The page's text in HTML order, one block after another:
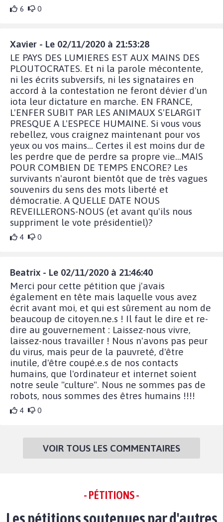
6 0
Xavier - Le 02/11/2020 à 21:53:28
LE PAYS DES LUMIERES EST AUX MAINS DES
PLOUTOCRATES. Et ni la parole mécontente,
ni les écrits subversifs, ni les signataires en
accord à la contestation ne feront dévier d'un
iota leur dictature en marche. EN FRANCE,
L'ENFER SUBIT PAR LES ANIMAUX S'ELARGIT
PRESQUE A L'ESPECE HUMAINE. Si vous vous
rebellez, vous craignez maintenant pour vos
yeux ou vos mains... Certes il est moins dur de
les perdre que de perdre sa propre vie...MAIS
POUR COMBIEN DE TEMPS ENCORE? Les
survivants n'auront bientôt que de très vagues
souvenirs du sens des mots liberté et
démocratie. A QUELLE DATE NOUS
REVEILLERONS-NOUS (et avant qu'ils nous
suppriment le vote présidentiel)?
4 0
Beatrix - Le 02/11/2020 à 21:46:40
Merci pour cette pétition que j'avais
également en tête mais laquelle vous avez
écrit avant moi, et qui est sûrement au nom de
beaucoup de citoyen.ne.s ! Il faut le dire et re-
dire au gouvernement : Laissez-nous vivre,
laissez-nous travailler ! Nous n'avons pas peur
du virus, mais peur de la pauvreté, d'être
inutile, d'être coupé.e.s de nos contacts
humains, que l'ordinateur et internet soient
notre seule "culture". Nous ne sommes pas de
robots, nous sommes des êtres humains !!!!
4 0
VOIR TOUS LES COMMENTAIRES
- PÉTITIONS -
Les pétitions soutenues par d'autres